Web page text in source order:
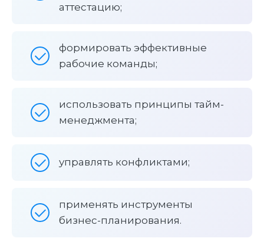
аттестацию;
формировать эффективные
рабочие команды;
использовать принципы тайм-
менеджмента;
управлять конфликтами;
применять инструменты
бизнес-планирования.